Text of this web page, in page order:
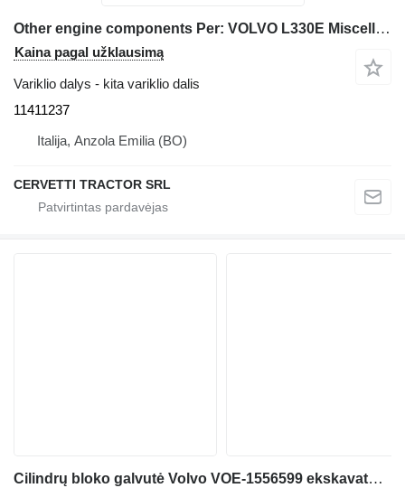
Other engine components Per: VOLVO L330E Miscellanea Compon 11411237 frontalinio krautuvo Volvo L330E
Kaina pagal užklausimą
Variklio dalys - kita variklio dalis
11411237
Italija, Anzola Emilia (BO)
CERVETTI TRACTOR SRL
Cilindrų bloko galvutė Volvo VOE-1556599 ekskavatoriaus Volvo L330C